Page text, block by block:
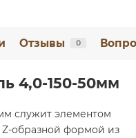
Отзывы 0
4,0-150-50мм
служит элементом
Z-образной формой из